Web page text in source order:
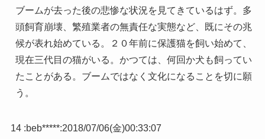
ブームが去った後の悲惨な状況を見てきているはず。多
頭飼育崩壊、繁殖業者の無責任な実態など、既にその兆
候が表れ始めている。２０年前に保護猫を飼い始めて、
現在三代目の猫がいる。かつては、何回か犬も飼ってい
たことがある。ブームではなく文化になることを切に願
う。
14 :beb*****:2018/07/06(金)00:33:07